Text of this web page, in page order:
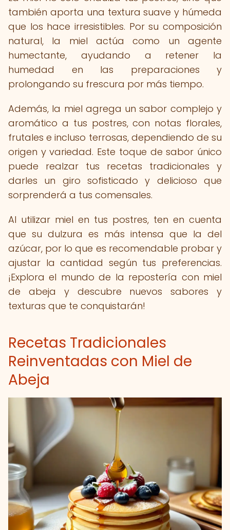
también aporta una textura suave y húmeda
que los hace irresistibles. Por su composición
natural, la miel actúa como un agente
humectante, ayudando a retener la
humedad en las preparaciones y
prolongando su frescura por más tiempo.
Además, la miel agrega un sabor complejo y
aromático a tus postres, con notas florales,
frutales e incluso terrosas, dependiendo de su
origen y variedad. Este toque de sabor único
puede realzar tus recetas tradicionales y
darles un giro sofisticado y delicioso que
sorprenderá a tus comensales.
Al utilizar miel en tus postres, ten en cuenta
que su dulzura es más intensa que la del
azúcar, por lo que es recomendable probar y
ajustar la cantidad según tus preferencias.
¡Explora el mundo de la repostería con miel
de abeja y descubre nuevos sabores y
texturas que te conquistarán!
Recetas Tradicionales
Reinventadas con Miel de
Abeja